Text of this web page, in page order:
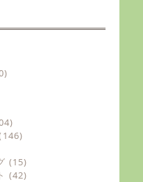
(15)
(42)